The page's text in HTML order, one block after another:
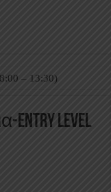
entry level